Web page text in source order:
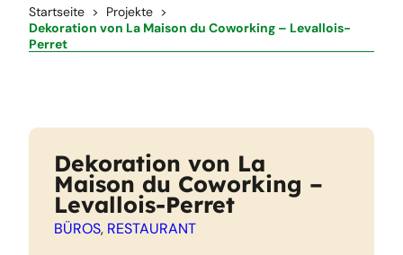
Startseite
Projekte
Dekoration von La Maison du Coworking – Levallois-
Perret
Dekoration von La
Maison du Coworking –
Levallois-Perret
BÜROS, RESTAURANT